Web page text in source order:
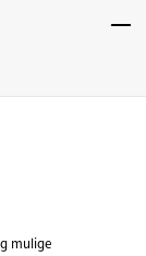
mulige